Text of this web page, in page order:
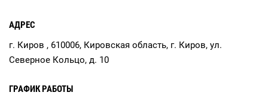
АДРЕС
г. Киров , 610006, Кировская область, г. Киров, ул.
Северное Кольцо, д. 10
ГРАФИК РАБОТЫ